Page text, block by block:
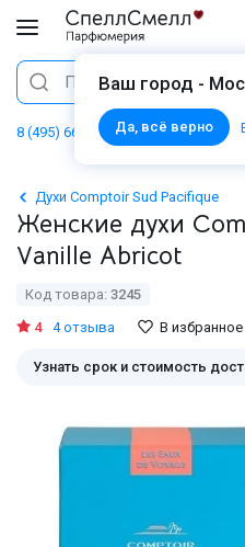
Ваш город -
Да, всё верно
Поиск
8 (495) 668 06 02
Духи Comptoir Sud Pacifique
Женские духи
Vanille Abricot
Код товара: 3245
4
4 отзыва В избранное
Узнать срок и стоимость